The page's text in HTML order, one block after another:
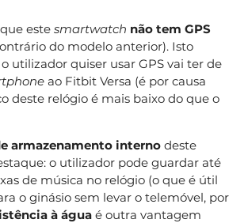
este smartwatch não tem GPS
do modelo anterior). Isto
utilizador quiser usar GPS vai ter de
ao Fitbit Versa (é por causa
deste relógio é mais baixo do que o
armazenamento interno deste
o utilizador pode guardar até
de música no relógio (o que é útil
o ginásio sem levar o telemóvel, por
à água é outra vantagem